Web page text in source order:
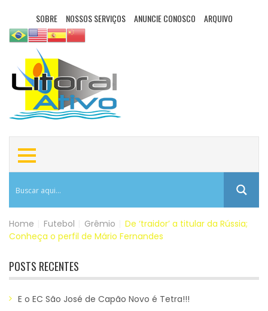
SOBRE NOSSOS SERVIÇOS ANUNCIE CONOSCO ARQUIVO
Home Futebol Grêmio
De ‘traidor’ a titular da Rússia;
Conheça o perfil de Mário Fernandes
POSTS RECENTES
E o EC São José de Capão Novo é Tetra!!!